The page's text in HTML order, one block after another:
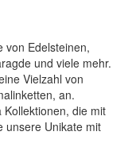
von Edelsteinen,
und viele mehr.
Vielzahl von
an.
Kollektionen, die mit
unsere Unikate mit